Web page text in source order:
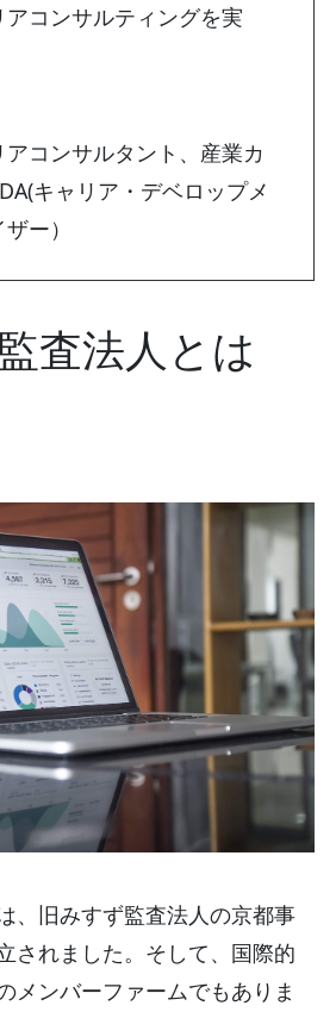
コンサルティングを実
コンサルタント、産業カ
キャリア・デベロップメ
ー）
査法人とは
、旧みすず監査法人の京都事
されました。そして、国際的
メンバーファームでもありま